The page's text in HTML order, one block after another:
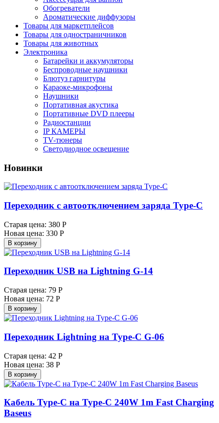
Обогреватели
Ароматические диффузоры
Товары для маркетплейсов
Товары для одностраничников
Товары для животных
Электроника
Батарейки и аккумуляторы
Беспроводные наушники
Блютуз гарнитуры
Караоке-микрофоны
Наушники
Портативная акустика
Портативные DVD плееры
Радиостанции
IP КАМЕРЫ
TV-тюнеры
Светодиодное освещение
Новинки
Переходник с автоотключением заряда Type-C
Старая цена: 380 Р
Новая цена: 330 Р
В корзину
Переходник USB на Lightning G-14
Старая цена: 79 Р
Новая цена: 72 Р
В корзину
Переходник Lightning на Type-C G-06
Старая цена: 42 Р
Новая цена: 38 Р
В корзину
Кабель Type-C на Type-C 240W 1m Fast Charging
Baseus